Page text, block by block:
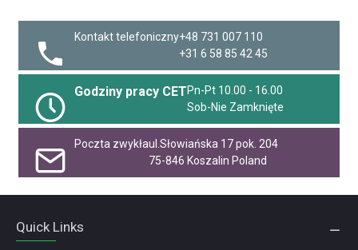
Kontakt telefoniczny+48 731 007 110
+31 6 58 85 42 45
Godziny pracy CETPn-Pt 10.00 - 16.00
Sob-Nie Zamknięte
Poczta zwykłaul.Słowiańska 17 pok. 204
75-846 Koszalin Poland
Quick Links